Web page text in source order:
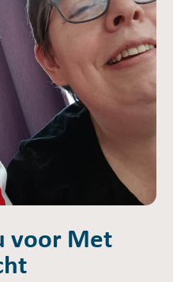
voor Met